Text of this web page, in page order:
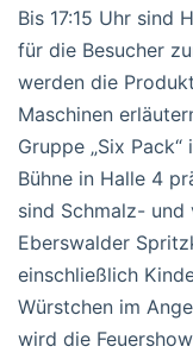
Bis 17:15 Uhr sind
für die Besucher
werden die
Maschinen
Gruppe „Six
Bühne in Halle 4
sind Schmalz-
Eberswalder
einschließlich
Würstchen im
wird die